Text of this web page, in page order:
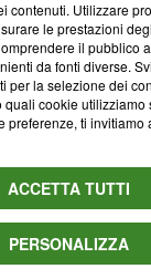
Via
+39 0690258937
contenuti. Utilizzare
le prestazioni
il pubblico
da fonti diverse.
per la selezione dei
cookie utilizziamo
preferenze, ti invitiamo
ACCETTA TUTTI
PERSONALIZZA